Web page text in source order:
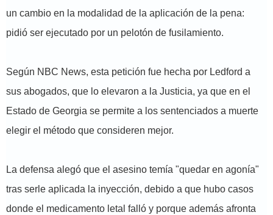
un cambio en la modalidad de la aplicación de la pena:
pidió ser ejecutado por un pelotón de fusilamiento.
Según NBC News, esta petición fue hecha por Ledford a
sus abogados, que lo elevaron a la Justicia, ya que en el
Estado de Georgia se permite a los sentenciados a muerte
elegir el método que consideren mejor.
La defensa alegó que el asesino temía "quedar en agonía"
tras serle aplicada la inyección, debido a que hubo casos
donde el medicamento letal falló y porque además afronta